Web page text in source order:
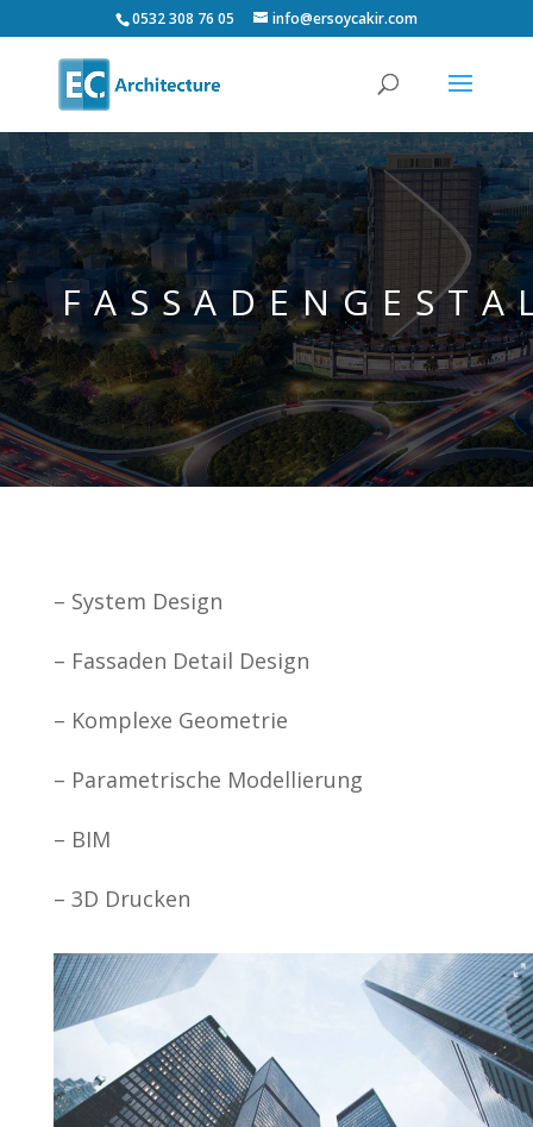
0532 308 76 05 info@ersoycakir.com
– System Design
– Fassaden Detail Design
– Komplexe Geometrie
– Parametrische Modellierung
– BIM
– 3D Drucken